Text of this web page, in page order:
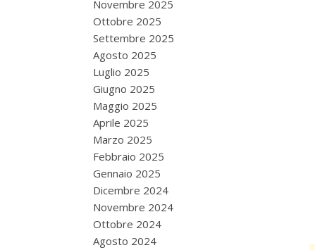
Novembre 2025
Ottobre 2025
Settembre 2025
Agosto 2025
Luglio 2025
Giugno 2025
Maggio 2025
Aprile 2025
Marzo 2025
Febbraio 2025
Gennaio 2025
Dicembre 2024
Novembre 2024
Ottobre 2024
Agosto 2024